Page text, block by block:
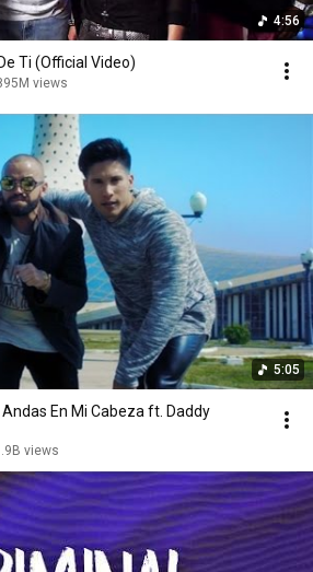
4:56
Ti (Official Video)
views
5:05
En Mi Cabeza ft. Daddy
views